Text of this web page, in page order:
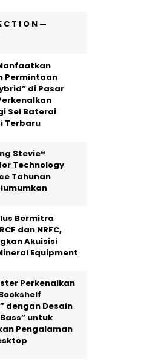
C T I O N —
Permintaan
di Pasar
Sel Baterai
Terbaru
Stevie®
Technology
Tahunan
Bermitra
dan NRFC,
Akuisisi
Equipment
Perkenalkan
dengan Desain
untuk
Pengalaman